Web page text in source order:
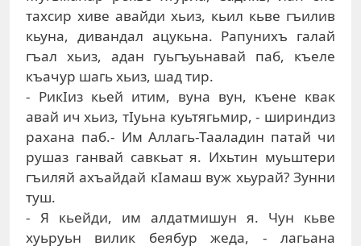
тахсир хиве авайди хьиз, кьил кьве гъилив
кьуна, дивандал ацукьна. Рапунихъ галай
гъал хьиз, адан гуьгъуьнавай паб, къеле
къачур шагь хьиз, шад тир.
- РикIиз кьей итим, вуна вун, къене квак
авай ич хьиз, тIуьна куьтягьмир, - шириндиз
рахана паб.- Им Аллагь-Тааладин патай чи
рушаз ганвай савкьат я. Ихьтин муьштери
гъиляй ахъайдай кIамаш вуж хьурай? Зунни
туш.
- Я кьейди, им алдатмишун я. Чун кьве
хуьруьн вилик беябур жеда, - лагьана